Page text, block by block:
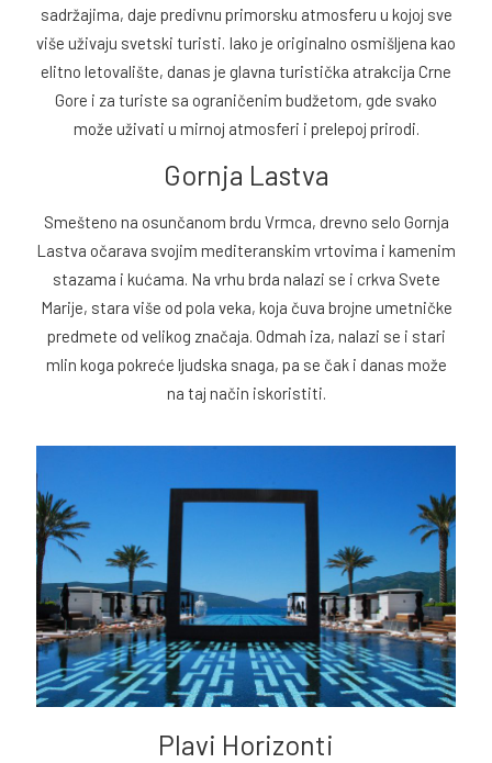
sadržajima, daje predivnu primorsku atmosferu u kojoj sve
više uživaju svetski turisti. Iako je originalno osmišljena kao
elitno letovalište, danas je glavna turistička atrakcija Crne
Gore i za turiste sa ograničenim budžetom, gde svako
može uživati u mirnoj atmosferi i prelepoj prirodi.
Gornja Lastva
Smešteno na osunčanom brdu Vrmca, drevno selo Gornja
Lastva očarava svojim mediteranskim vrtovima i kamenim
stazama i kućama. Na vrhu brda nalazi se i crkva Svete
Marije, stara više od pola veka, koja čuva brojne umetničke
predmete od velikog značaja. Odmah iza, nalazi se i stari
mlin koga pokreće ljudska snaga, pa se čak i danas može
na taj način iskoristiti.
Plavi Horizonti